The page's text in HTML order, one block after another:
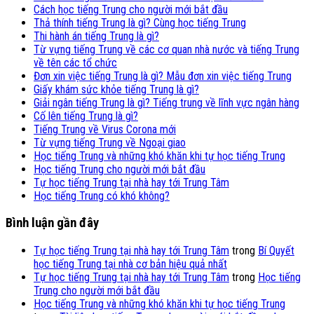
Cách học tiếng Trung cho người mới bắt đầu
Thả thính tiếng Trung là gì? Cùng học tiếng Trung
Thi hành án tiếng Trung là gì?
Từ vựng tiếng Trung về các cơ quan nhà nước và tiếng Trung
về tên các tổ chức
Đơn xin việc tiếng Trung là gì? Mẫu đơn xin việc tiếng Trung
Giấy khám sức khỏe tiếng Trung là gì?
Giải ngân tiếng Trung là gì? Tiếng trung về lĩnh vực ngân hàng
Cố lên tiếng Trung là gì?
Tiếng Trung về Virus Corona mới
Từ vựng tiếng Trung về Ngoại giao
Học tiếng Trung và những khó khăn khi tự học tiếng Trung
Học tiếng Trung cho người mới bắt đầu
Tự học tiếng Trung tại nhà hay tới Trung Tâm
Học tiếng Trung có khó không?
Bình luận gần đây
Tự học tiếng Trung tại nhà hay tới Trung Tâm trong Bí Quyết
học tiếng Trung tại nhà cơ bản hiệu quả nhất
Tự học tiếng Trung tại nhà hay tới Trung Tâm trong Học tiếng
Trung cho người mới bắt đầu
Học tiếng Trung và những khó khăn khi tự học tiếng Trung